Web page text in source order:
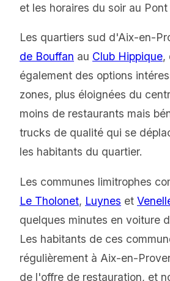
et les horaires du soir au
Les quartiers sud d'Aix-en-
de Bouffan au Club Hippique,
également des options
zones, plus éloignées du
moins de restaurants mais
trucks de qualité qui se
les habitants du quartier.
Les communes limitrophes
Le Tholonet, Luynes et
quelques minutes en voiture
Les habitants de ces
régulièrement à Aix-en-
de l'offre de restauration, et